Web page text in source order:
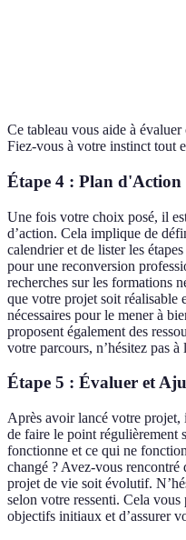
Ce tableau vous aide à
Fiez-vous à votre instinct tout
Étape 4 : Plan d'Action
Une fois votre choix posé, il
d’action. Cela implique de
calendrier et de lister les
pour une reconversion
recherches sur les formations
que votre projet soit réalisable
nécessaires pour le mener à
proposent également des
votre parcours, n’hésitez pas à
Étape 5 : Évaluer et
Après avoir lancé votre projet,
de faire le point régulièrement
fonctionne et ce qui ne
changé ? Avez-vous rencontré
projet de vie soit évolutif.
selon votre ressenti. Cela
objectifs initiaux et d’assurer